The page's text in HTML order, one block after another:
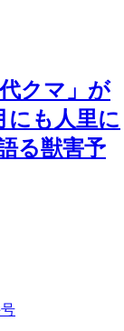
クマ」が
にも人里に
る獣害予